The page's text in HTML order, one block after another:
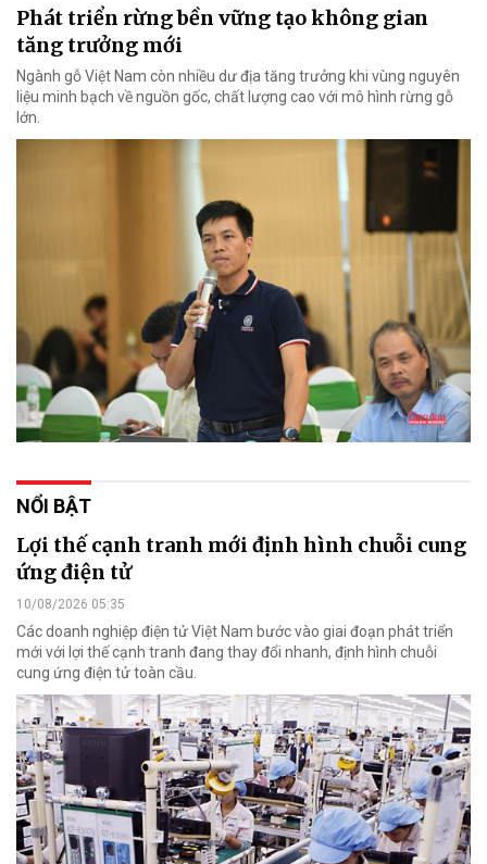
Phát triển rừng bền vững tạo không gian
tăng trưởng mới
Ngành gỗ Việt Nam còn nhiều dư địa tăng trưởng khi vùng nguyên
liệu minh bạch về nguồn gốc, chất lượng cao với mô hình rừng gỗ
lớn.
NỔI BẬT
Lợi thế cạnh tranh mới định hình chuỗi cung
ứng điện tử
10/08/2026 05:35
Các doanh nghiệp điện tử Việt Nam bước vào giai đoạn phát triển
mới với lợi thế cạnh tranh đang thay đổi nhanh, định hình chuỗi
cung ứng điện tử toàn cầu.